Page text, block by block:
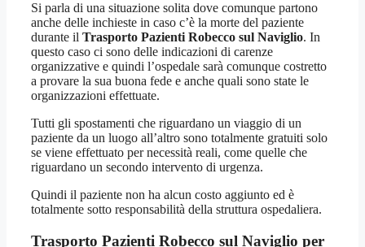
Si parla di una situazione solita dove comunque partono
anche delle inchieste in caso c’è la morte del paziente
durante il Trasporto Pazienti Robecco sul Naviglio. In
questo caso ci sono delle indicazioni di carenze
organizzative e quindi l’ospedale sarà comunque costretto
a provare la sua buona fede e anche quali sono state le
organizzazioni effettuate.
Tutti gli spostamenti che riguardano un viaggio di un
paziente da un luogo all’altro sono totalmente gratuiti solo
se viene effettuato per necessità reali, come quelle che
riguardano un secondo intervento di urgenza.
Quindi il paziente non ha alcun costo aggiunto ed è
totalmente sotto responsabilità della struttura ospedaliera.
Trasporto Pazienti Robecco sul Naviglio per